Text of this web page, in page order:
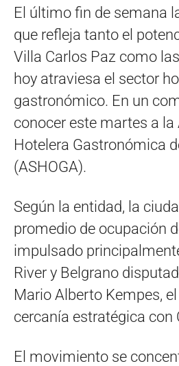
El último fin de semana
que refleja tanto el
Villa Carlos Paz como
hoy atraviesa el sector
gastronómico. En un
conocer este martes a la
Hotelera Gastronómica
(ASHOGA).
Según la entidad, la
promedio de ocupación
impulsado
River y Belgrano
Mario Alberto Kempes,
cercanía estratégica con
El movimiento se